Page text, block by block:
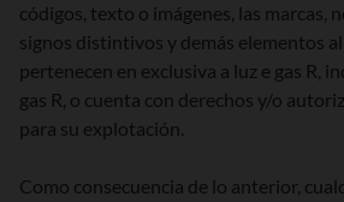
códigos, texto o imágenes, las marcas,
signos distintivos y demás elementos
pertenecen en exclusiva a luz e gas R,
gas R, o cuenta con derechos y/o
para su explotación.
Como consecuencia de lo anterior,